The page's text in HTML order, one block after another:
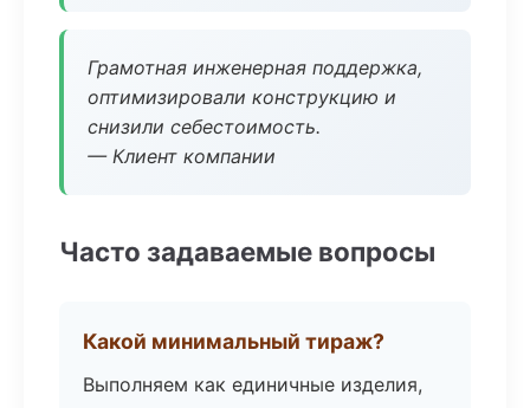
Грамотная инженерная поддержка,
оптимизировали конструкцию и
снизили себестоимость.
— Клиент компании
Часто задаваемые вопросы
Какой минимальный тираж?
Выполняем как единичные изделия,